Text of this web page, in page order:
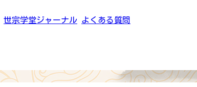
世宗学堂ジャーナル よくある質問